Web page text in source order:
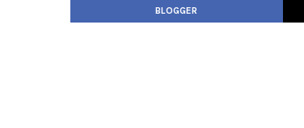
BLOGGER